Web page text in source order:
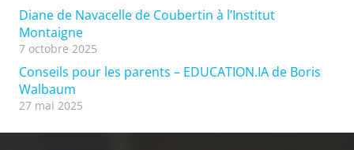
Diane de Navacelle de Coubertin à l’Institut
Montaigne
7 octobre 2025
Conseils pour les parents – EDUCATION.IA de Boris
Walbaum
27 mai 2025